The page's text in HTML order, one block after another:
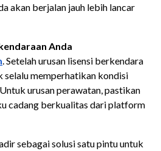
akan berjalan jauh lebih lancar
Anda
. Setelah urusan lisensi berkendara
selalu memperhatikan kondisi
urusan perawatan, pastikan
cadang berkualitas dari platform
sebagai solusi satu pintu untuk